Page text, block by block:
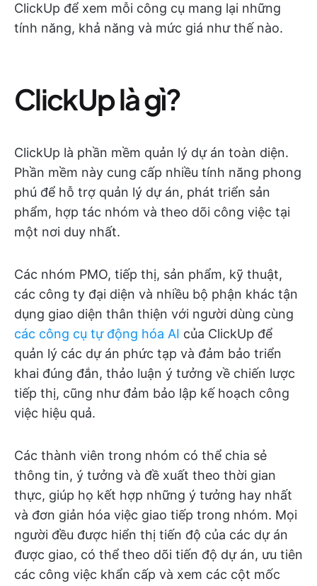
ClickUp để xem mỗi công cụ mang lại những
tính năng, khả năng và mức giá như thế nào.
ClickUp là gì?
ClickUp là phần mềm quản lý dự án toàn diện.
Phần mềm này cung cấp nhiều tính năng phong
phú để hỗ trợ quản lý dự án, phát triển sản
phẩm, hợp tác nhóm và theo dõi công việc tại
một nơi duy nhất.
Các nhóm PMO, tiếp thị, sản phẩm, kỹ thuật,
các công ty đại diện và nhiều bộ phận khác tận
dụng giao diện thân thiện với người dùng cùng
các công cụ tự động hóa AI của ClickUp để
quản lý các dự án phức tạp và đảm bảo triển
khai đúng đắn, thảo luận ý tưởng về chiến lược
tiếp thị, cũng như đảm bảo lập kế hoạch công
việc hiệu quả.
Các thành viên trong nhóm có thể chia sẻ
thông tin, ý tưởng và đề xuất theo thời gian
thực, giúp họ kết hợp những ý tưởng hay nhất
và đơn giản hóa việc giao tiếp trong nhóm. Mọi
người đều được hiển thị tiến độ của các dự án
được giao, có thể theo dõi tiến độ dự án, ưu tiên
các công việc khẩn cấp và xem các cột mốc